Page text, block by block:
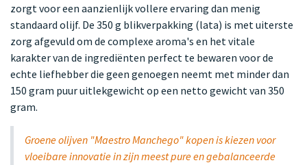
zorgt voor een aanzienlijk vollere ervaring dan menig
standaard olijf. De 350 g blikverpakking (lata) is met uiterste
zorg afgevuld om de complexe aroma's en het vitale
karakter van de ingrediënten perfect te bewaren voor de
echte liefhebber die geen genoegen neemt met minder dan
150 gram puur uitlekgewicht op een netto gewicht van 350
gram.
Groene olijven "Maestro Manchego" kopen is kiezen voor
vloeibare innovatie in zijn meest pure en gebalanceerde